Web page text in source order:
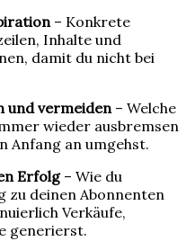
– Konkrete
Inhalte und
damit du nicht bei
und vermeiden– Welche
wieder ausbremsen
Anfang an umgehst.
Erfolg– Wie du
zu deinen Abonnenten
Verkäufe,
generierst.